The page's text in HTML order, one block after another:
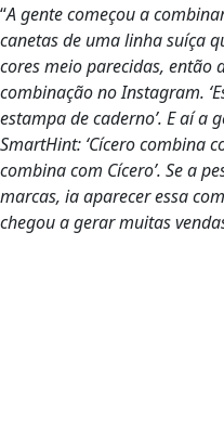
“A gente começou a
canetas de uma linha suíça
cores meio parecidas, então
combinação no Instagram.
estampa de caderno’. E aí a
SmartHint: ‘Cícero combina
combina com Cícero’. Se a
marcas, ia aparecer essa
chegou a gerar muitas